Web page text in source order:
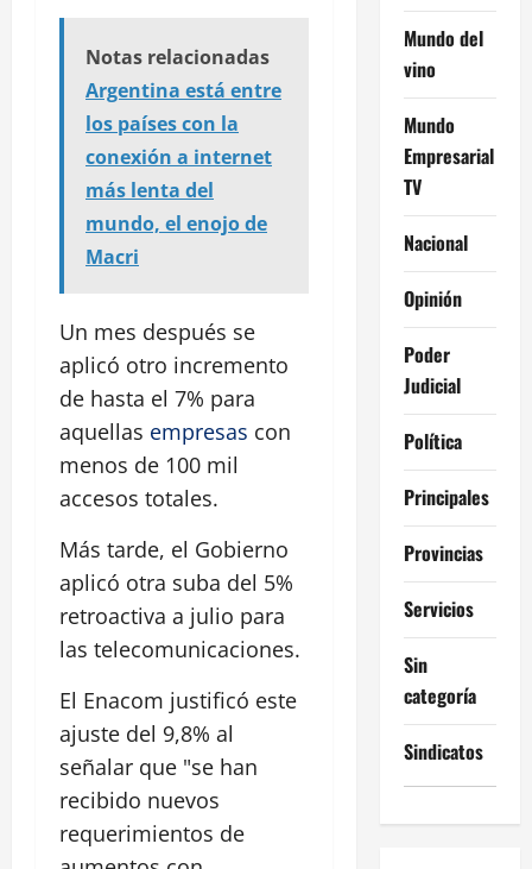
Notas relacionadas
Argentina está entre
los países con la
conexión a internet
más lenta del
mundo, el enojo de
Macri
Un mes después se
aplicó otro incremento
de hasta el 7% para
aquellas empresas con
menos de 100 mil
accesos totales.
Más tarde, el Gobierno
aplicó otra suba del 5%
retroactiva a julio para
las telecomunicaciones.
El Enacom justificó este
ajuste del 9,8% al
señalar que "se han
recibido nuevos
requerimientos de
Mundo del
vino
Mundo
Empresarial
TV
Nacional
Opinión
Poder
Judicial
Política
Principales
Provincias
Servicios
Sin
categoría
Sindicatos